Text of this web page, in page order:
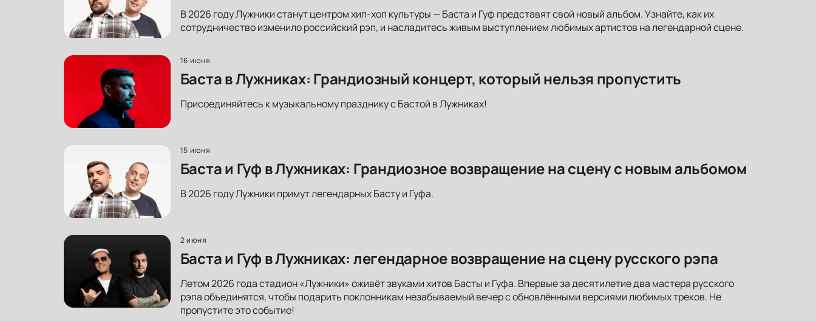
В 2026 году Лужники станут центром хип-хоп культуры — Баста и Гуф представят свой новый альбом. Узнайте, как их
сотрудничество изменило российский рэп, и насладитесь живым выступлением любимых артистов на легендарной сцене.
16 июня
Баста в Лужниках: Грандиозный концерт, который нельзя пропустить
Присоединяйтесь к музыкальному празднику с Бастой в Лужниках!
15 июня
Баста и Гуф в Лужниках: Грандиозное возвращение на сцену с новым альбомом
В 2026 году Лужники примут легендарных Басту и Гуфа.
2 июня
Баста и Гуф в Лужниках: легендарное возвращение на сцену русского рэпа
Летом 2026 года стадион «Лужники» оживёт звуками хитов Басты и Гуфа. Впервые за десятилетие два мастера русского
рэпа объединятся, чтобы подарить поклонникам незабываемый вечер с обновлёнными версиями любимых треков. Не
пропустите это событие!